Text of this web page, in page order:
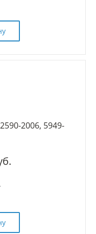
2006, 5949-